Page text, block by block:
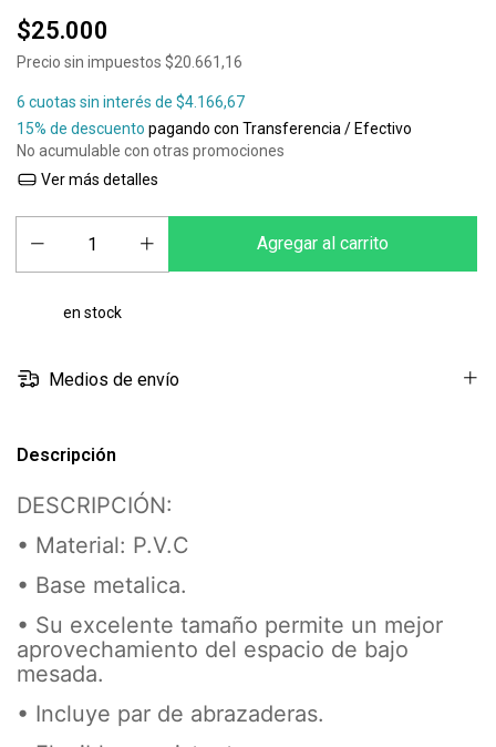
$25.000
Precio sin impuestos $20.661,16
6 cuotas sin interés de $4.166,67
15% de descuento pagando con Transferencia / Efectivo
No acumulable con otras promociones
Ver más detalles
en stock
Medios de envío
Descripción
DESCRIPCIÓN:
• Material: P.V.C
• Base metalica.
• Su excelente tamaño permite un mejor
aprovechamiento del espacio de bajo
mesada.
• Incluye par de abrazaderas.